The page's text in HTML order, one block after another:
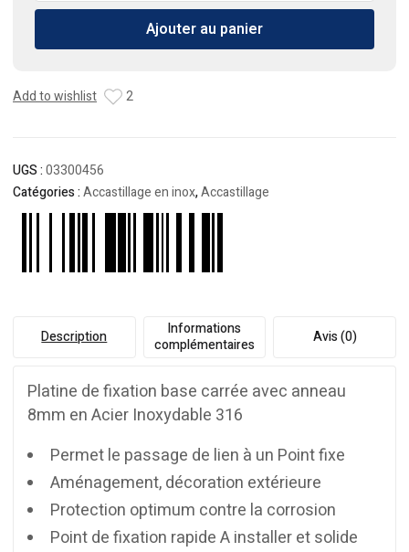
Platine
fixation
ronde
Ajouter au panier
Add to wishlist 2
UGS :03300456
Catégories :Accastillage en inox,Accastillage
Description
Informations
complémentaires
Avis (0)
Platine de fixation base carrée avec anneau
8mm en Acier Inoxydable 316
Permet le passage de lien à un Point fixe
Aménagement, décoration extérieure
Protection optimum contre la corrosion
Point de fixation rapide A installer et solide